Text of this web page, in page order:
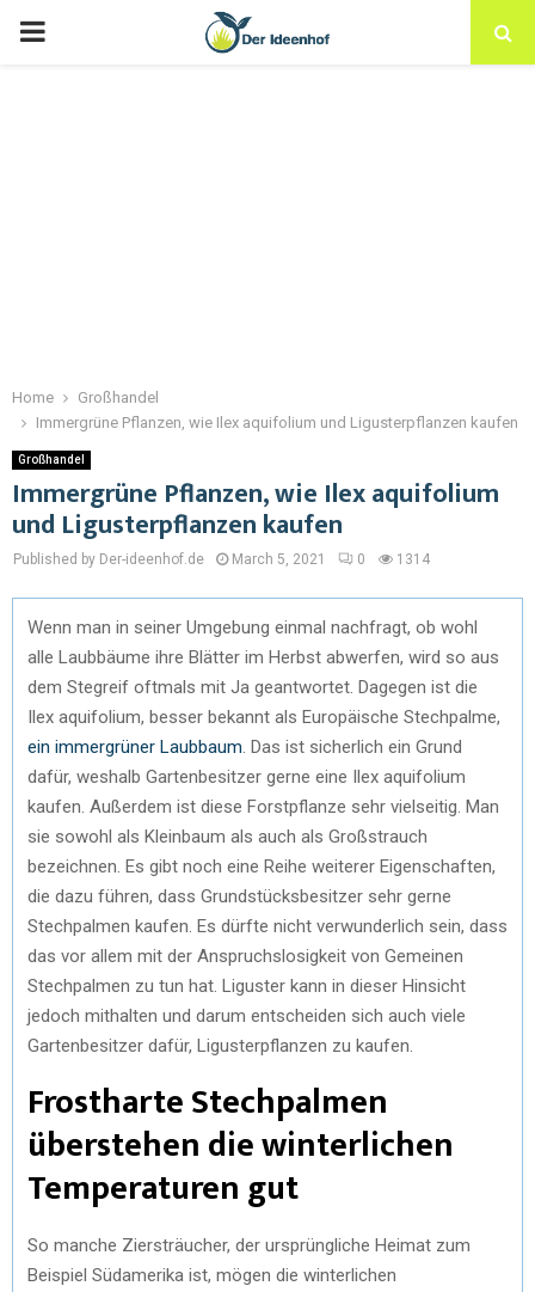
Home
Großhandel
Immergrüne Pflanzen, wie Ilex aquifolium und Ligusterpflanzen kaufen
Großhandel
Immergrüne Pflanzen, wie Ilex aquifolium
und Ligusterpflanzen kaufen
Published by Der-ideenhof.de March 5, 2021 0 1314
Wenn man in seiner Umgebung einmal nachfragt, ob wohl
alle Laubbäume ihre Blätter im Herbst abwerfen, wird so aus
dem Stegreif oftmals mit Ja geantwortet. Dagegen ist die
Ilex aquifolium, besser bekannt als Europäische Stechpalme,
ein immergrüner Laubbaum . Das ist sicherlich ein Grund
dafür, weshalb Gartenbesitzer gerne eine Ilex aquifolium
kaufen. Außerdem ist diese Forstpflanze sehr vielseitig. Man
sie sowohl als Kleinbaum als auch als Großstrauch
bezeichnen. Es gibt noch eine Reihe weiterer Eigenschaften,
die dazu führen, dass Grundstücksbesitzer sehr gerne
Stechpalmen kaufen. Es dürfte nicht verwunderlich sein, dass
das vor allem mit der Anspruchslosigkeit von Gemeinen
Stechpalmen zu tun hat. Liguster kann in dieser Hinsicht
jedoch mithalten und darum entscheiden sich auch viele
Gartenbesitzer dafür, Ligusterpflanzen zu kaufen.
Frostharte Stechpalmen
überstehen die winterlichen
Temperaturen gut
So manche Ziersträucher, der ursprüngliche Heimat zum
Beispiel Südamerika ist, mögen die winterlichen